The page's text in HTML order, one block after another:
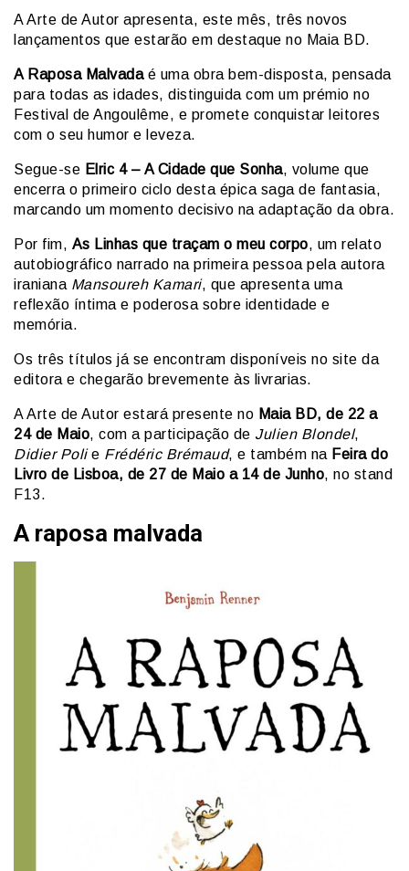
A Arte de Autor apresenta, este mês, três novos
lançamentos que estarão em destaque no Maia BD.
A Raposa Malvadaé uma obra bem-disposta, pensada
para todas as idades, distinguida com um prémio no
Festival de Angoulême, e promete conquistar leitores
com o seu humor e leveza.
Segue-se Elric 4 – A Cidade que Sonha, volume que
encerra o primeiro ciclo desta épica saga de fantasia,
marcando um momento decisivo na adaptação da obra.
Por fim, As Linhas que traçam o meu corpo, um relato
autobiográfico narrado na primeira pessoa pela autora
iraniana Mansoureh Kamari, que apresenta uma
reflexão íntima e poderosa sobre identidade e
memória.
Os três títulos já se encontram disponíveis no site da
editora e chegarão brevemente às livrarias.
A Arte de Autor estará presente no Maia BD, de 22 a
24 de Maio, com a participação de Julien Blondel,
Didier Polie Frédéric Brémaud, e também na Feira do
Livro de Lisboa, de 27 de Maio a 14 de Junho, no stand
F13.
A raposa malvada